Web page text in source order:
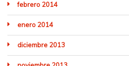
febrero 2014
enero 2014
diciembre 2013